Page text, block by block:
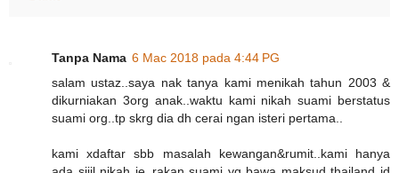
Tanpa Nama 6 Mac 2018 pada 4:44 PG
salam ustaz..saya nak tanya kami menikah tahun 2003 &
dikurniakan 3org anak..waktu kami nikah suami berstatus
suami org..tp skrg dia dh cerai ngan isteri pertama..
kami xdaftar sbb masalah kewangan&rumit..kami hanya